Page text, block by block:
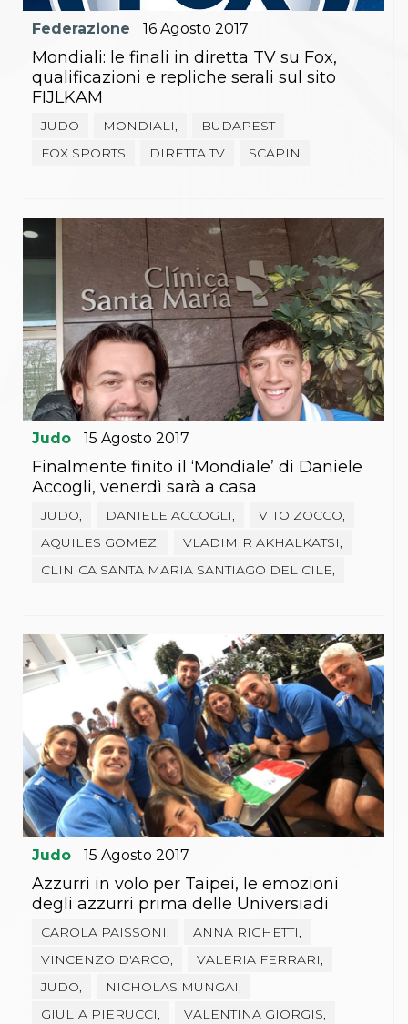
Federazione 16 Agosto 2017
Mondiali: le finali in diretta TV su Fox,
qualificazioni e repliche serali sul sito
FIJLKAM
JUDO MONDIALI,
BUDAPEST
FOX SPORTS
DIRETTA TV SCAPIN
Judo 15 Agosto 2017
Finalmente finito il ‘Mondiale’ di Daniele
Accogli, venerdì sarà a casa
JUDO, DANIELE ACCOGLI,
VITO ZOCCO,
AQUILES GOMEZ,
VLADIMIR AKHALKATSI,
CLINICA SANTA MARIA SANTIAGO DEL CILE,
Judo 15 Agosto 2017
Azzurri in volo per Taipei, le emozioni
degli azzurri prima delle Universiadi
CAROLA PAISSONI,
ANNA RIGHETTI,
VINCENZO D'ARCO,
VALERIA FERRARI,
JUDO,
NICHOLAS MUNGAI,
GIULIA PIERUCCI,
VALENTINA GIORGIS,